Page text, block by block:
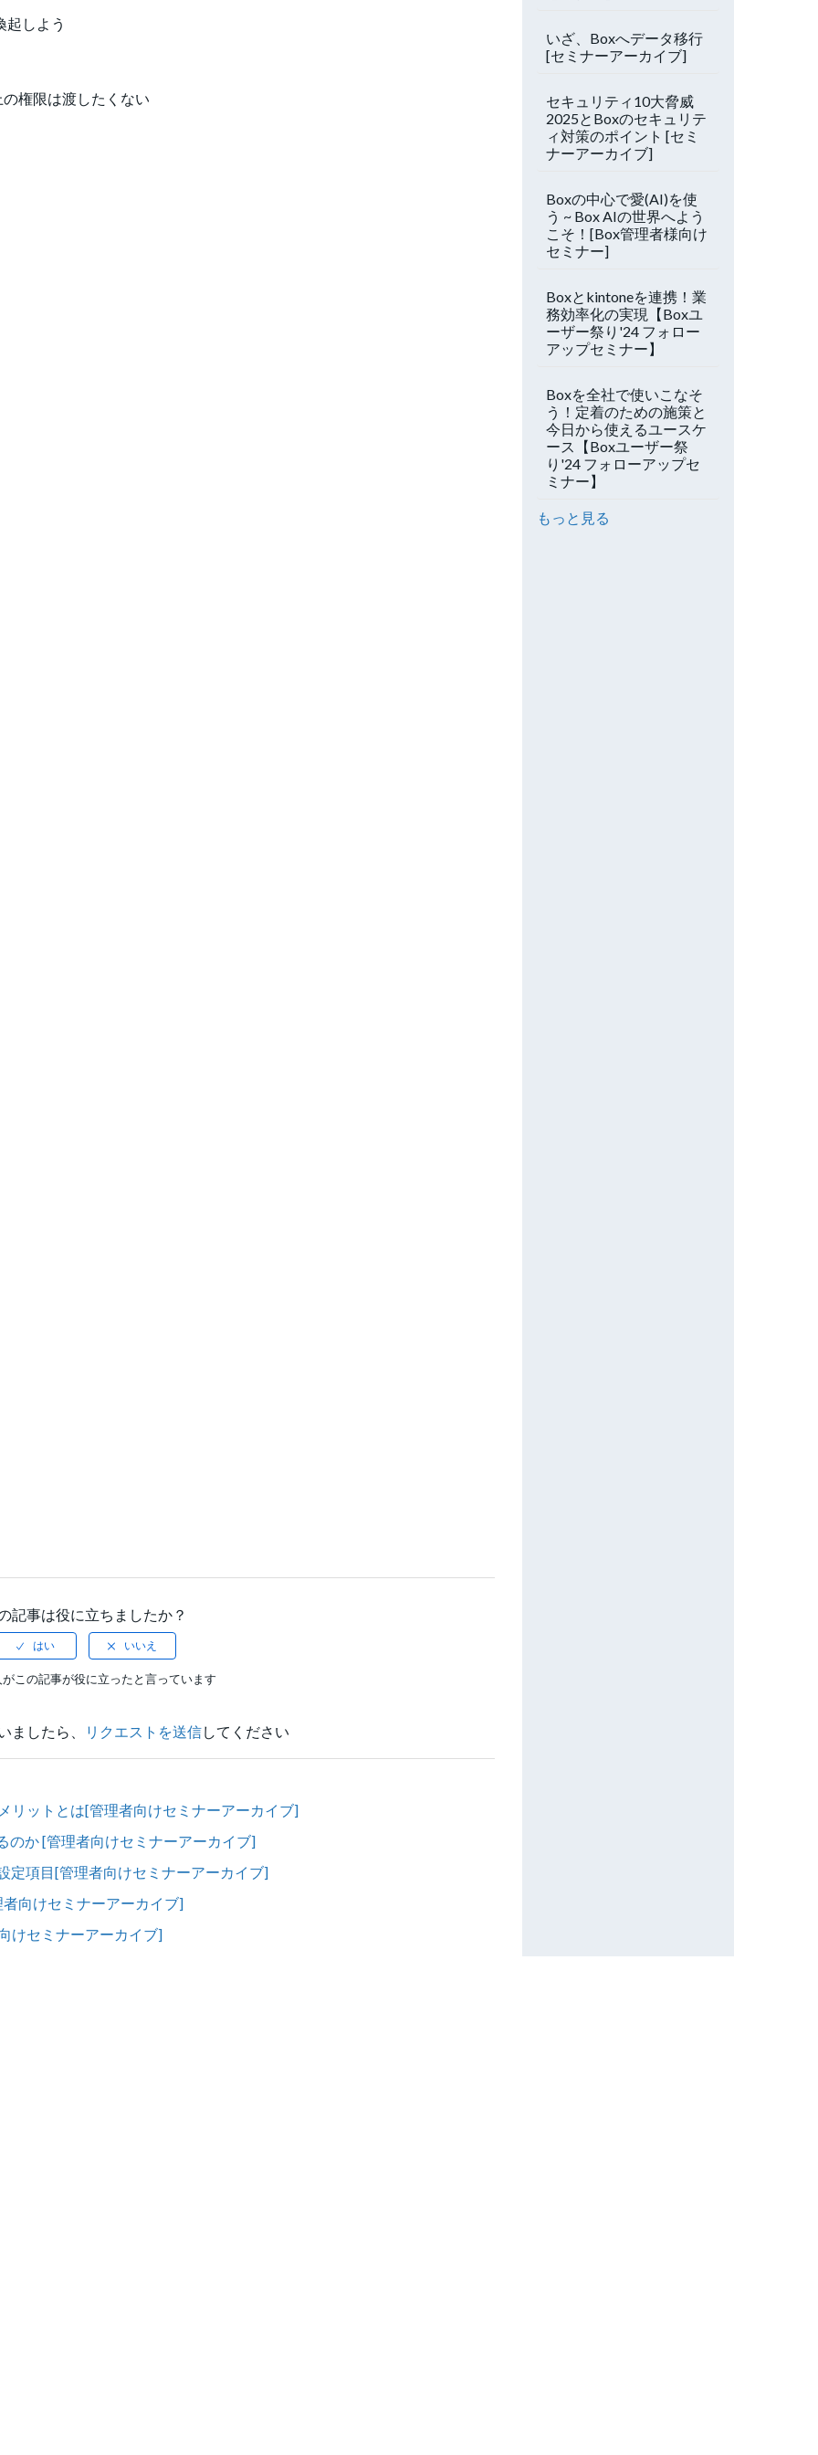
起しよう
権限は渡したくない
記事は役に立ちましたか？
この記事が役に立ったと言っています
ましたら、 リクエストを送信してください
リットとは[管理者向けセミナーアーカイブ]
のか [管理者向けセミナーアーカイブ]
定項目[管理者向けセミナーアーカイブ]
向けセミナーアーカイブ]
けセミナーアーカイブ]
いざ、Boxへデータ移行
[セミナーアーカイブ]
セキュリティ10大脅威
2025とBoxのセキュリテ
ィ対策のポイント [セミ
ナーアーカイブ]
Boxの中心で愛(AI)を使
う ~ Box AIの世界へよう
こそ！[Box管理者様向け
セミナー]
Boxとkintoneを連携！業
務効率化の実現【Boxユ
ーザー祭り'24 フォロー
アップセミナー】
Boxを全社で使いこなそ
う！定着のための施策と
今日から使えるユースケ
ース【Boxユーザー祭
り'24 フォローアップセ
ミナー】
もっと見る